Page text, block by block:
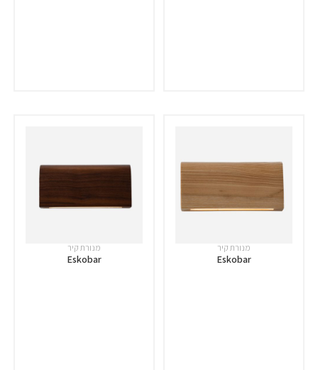
מנורת קיר
Eskobar
מנורת קיר
Eskobar